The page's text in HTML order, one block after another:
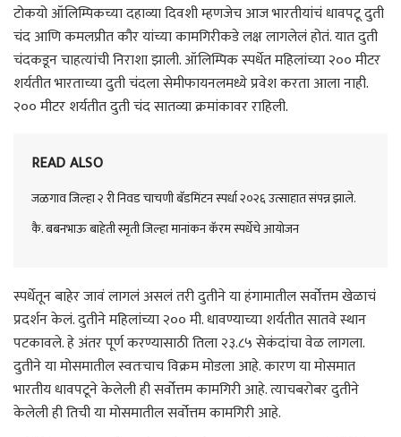
टोकयो ऑलिम्पिकच्या दहाव्या दिवशी म्हणजेच आज भारतीयांचं धावपटू दुती
चंद आणि कमलप्रीत कौर यांच्या कामगिरीकडे लक्ष लागलेलं होतं. यात दुती
चंदकडून चाहत्यांची निराशा झाली. ऑलिम्पिक स्पर्धेत महिलांच्या २०० मीटर
शर्यतीत भारताच्या दुती चंदला सेमीफायनलमध्ये प्रवेश करता आला नाही.
२०० मीटर शर्यतीत दुती चंद सातव्या क्रमांकावर राहिली.
READ ALSO
जळगाव जिल्हा २ री निवड चाचणी बॅडमिंटन स्पर्धा २०२६ उत्साहात संपन्न झाले.
कै. बबनभाऊ बाहेती स्मृती जिल्हा मानांकन कॅरम स्पर्धेचे आयोजन
स्पर्धेतून बाहेर जावं लागलं असलं तरी दुतीने या हंगामातील सर्वोत्तम खेळाचं
प्रदर्शन केलं. दुतीने महिलांच्या २०० मी. धावण्याच्या शर्यतीत सातवे स्थान
पटकावले. हे अंतर पूर्ण करण्यासाठी तिला २३.८५ सेकंदांचा वेळ लागला.
दुतीने या मोसमातील स्वतःचाच विक्रम मोडला आहे. कारण या मोसमात
भारतीय धावपटूने केलेली ही सर्वोत्तम कामगिरी आहे. त्याचबरोबर दुतीने
केलेली ही तिची या मोसमातील सर्वोत्तम कामगिरी आहे.